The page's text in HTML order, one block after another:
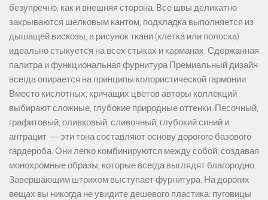
безупречно, как и внешняя сторона. Все швы деликатно
закрываются шелковым кантом, подкладка выполняется из
дышащей вискозы, а рисунок ткани (клетка или полоска)
идеально стыкуется на всех стыках и карманах. Сдержанная
палитра и функциональная фурнитура Премиальный дизайн
всегда опирается на принципы колористической гармонии.
Вместо кислотных, кричащих цветов авторы коллекций
выбирают сложные, глубокие природные оттенки. Песочный,
графитовый, оливковый, сливочный, глубокий синий и
антрацит — эти тона составляют основу дорогого базового
гардероба. Они легко комбинируются между собой, создавая
монохромные образы, которые всегда выглядят благородно.
Завершающим штрихом выступает фурнитура. На дорогих
вещах вы никогда не увидите дешевого пластика: пуговицы